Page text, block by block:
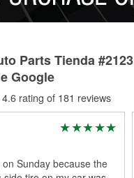
Parts Tienda #2123
Google
4.6 rating of 181 reviews
Sunday because the